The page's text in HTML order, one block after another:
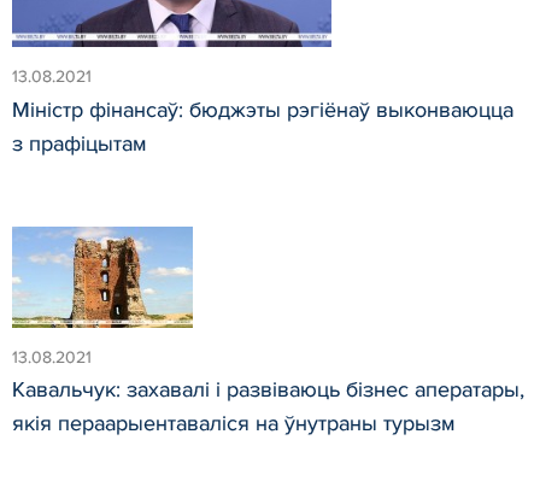
13.08.2021
Міністр фінансаў: бюджэты рэгіёнаў выконваюцца
з прафіцытам
13.08.2021
Кавальчук: захавалі і развіваюць бізнес аператары,
якія пераарыентаваліся на ўнутраны турызм